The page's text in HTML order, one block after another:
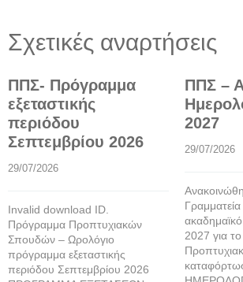
Σχετικές αναρτήσεις
ΠΠΣ- Πρόγραμμα
εξεταστικής
περιόδου
Σεπτεμβρίου 2026
29/07/2026
Invalid download ID.
Πρόγραμμα Προπτυχιακών
Σπουδών – Ωρολόγιο
πρόγραμμα εξεταστικής
περιόδου Σεπτεμβρίου 2026
ΠΠΣ –
2027
29/07/2026
2027 για